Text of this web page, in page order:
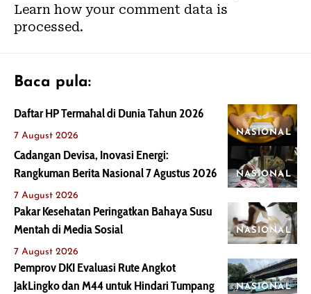
Learn how your comment data is
processed.
Baca pula:
NASIONAL
Daftar HP Termahal di Dunia Tahun 2026
7 August 2026
NASIONAL
Cadangan Devisa, Inovasi Energi:
Rangkuman Berita Nasional 7 Agustus 2026
7 August 2026
NASIONAL
Pakar Kesehatan Peringatkan Bahaya Susu
Mentah di Media Sosial
7 August 2026
NASIONAL
Pemprov DKI Evaluasi Rute Angkot
JakLingko dan M44 untuk Hindari Tumpang